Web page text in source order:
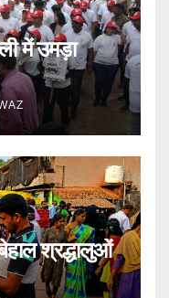
में उमड़ा
श्रद्धालुओं